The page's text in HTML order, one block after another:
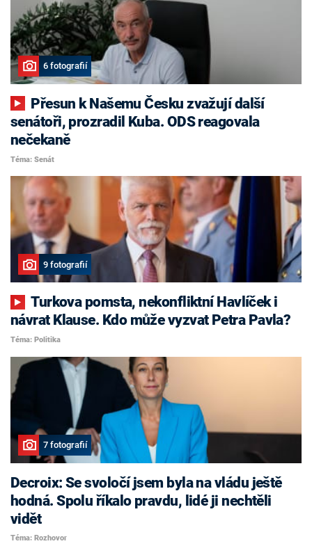
6 fotografií
senátoři, prozradil Kuba. ODS reagovala
nečekaně
Téma: Senát
9 fotografií
Turkova pomsta, nekonfliktní Havlíček i
návrat Klause. Kdo může vyzvat Petra Pavla?
Téma: Politika
7 fotografií
Decroix: Se svoločí jsem byla na vládu ještě
hodná. Spolu říkalo pravdu, lidé ji nechtěli
vidět
Téma: Rozhovor